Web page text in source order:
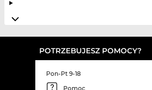
POTRZEBUJESZ POMOCY?
Pon-Pt 9-18
Pomoc